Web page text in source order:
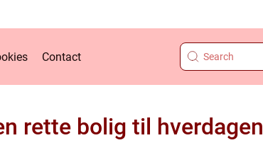
Contact
rette bolig til hverdagen